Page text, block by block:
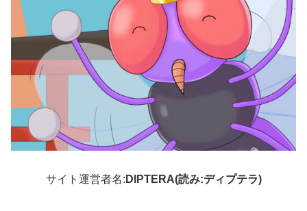
サイト運営者名: DIPTERA(読み:ディプテラ)